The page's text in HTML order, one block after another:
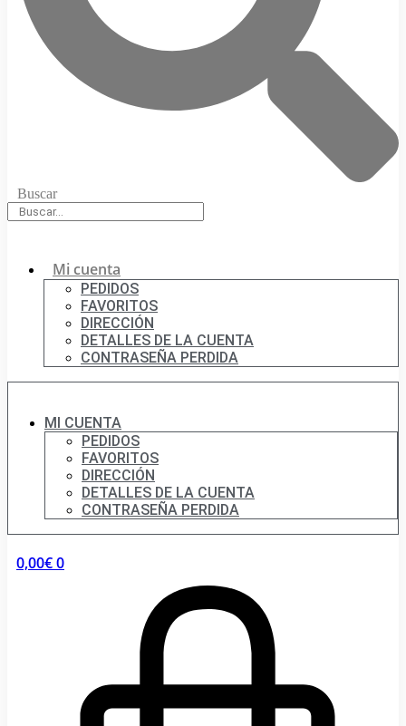
Buscar
Mi cuenta
PEDIDOS
FAVORITOS
DIRECCIÓN
DETALLES DE LA CUENTA
CONTRASEÑA PERDIDA
MI CUENTA
PEDIDOS
FAVORITOS
DIRECCIÓN
DETALLES DE LA CUENTA
CONTRASEÑA PERDIDA
0,00€0